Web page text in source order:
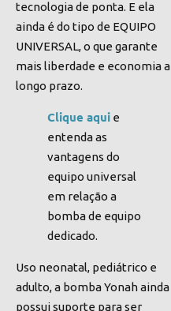
tecnologia de ponta. E ela
ainda é do tipo de EQUIPO
UNIVERSAL, o que garante
mais liberdade e economia a
longo prazo.
Clique aqui e
entenda as
vantagens do
equipo universal
em relação a
bomba de equipo
dedicado.
Uso neonatal, pediátrico e
adulto, a bomba Yonah ainda
possui suporte para ser